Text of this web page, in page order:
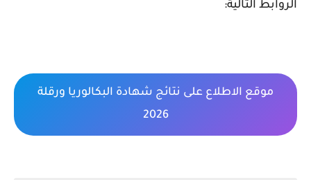
الروابط التالية:
موقع الاطلاع على نتائج شهادة البكالوريا ورقلة
2026